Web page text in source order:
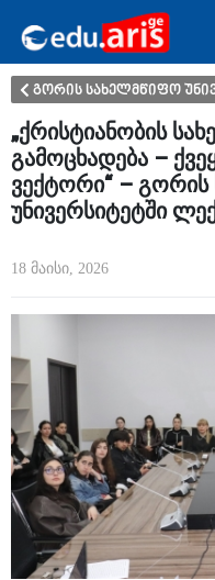
განათლება
გორის სახელმწიფო
„ქრისტიანობის
გამოცხადება –
ვექტორი“ –
უნივერსიტეტში
18 მაისი, 2026